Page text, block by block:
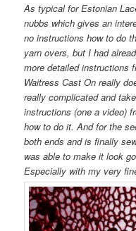
As typical for Estonian
nubbs which gives an
no instructions how to do
yarn overs, but I had
more detailed instructions
Waitress Cast On really
really complicated and
instructions (one a video)
how to do it. And for the
both ends and is finally
was able to make it look
Especially with my very